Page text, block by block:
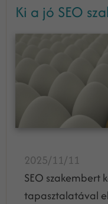
Ki a jó SEO
2025/11/11
SEO szakembert
tapasztalatával